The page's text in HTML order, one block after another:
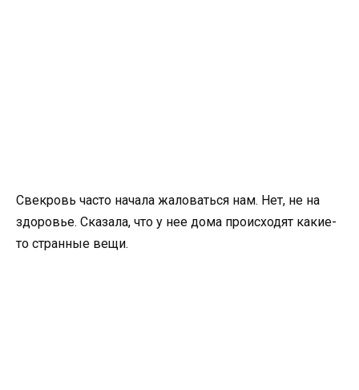
Свекровь часто начала жаловаться нам. Нет, не на
здоровье. Сказала, что у нее дома происходят какие-
то странные вещи.